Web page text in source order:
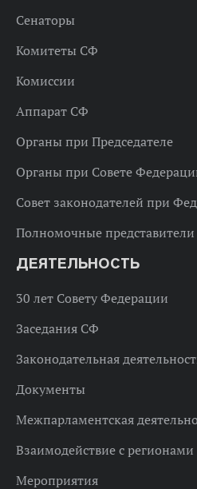
Сенаторы
Комитеты СФ
Комиссии
Аппарат СФ
Органы при Председателе
Органы при Совете
Совет законодателей при
Полномочные
ДЕЯТЕЛЬНОСТЬ
30 лет Совету Федерации
Заседания СФ
Законодательная
Документы
Межпарламентская
Взаимодействие с регионами
Мероприятия